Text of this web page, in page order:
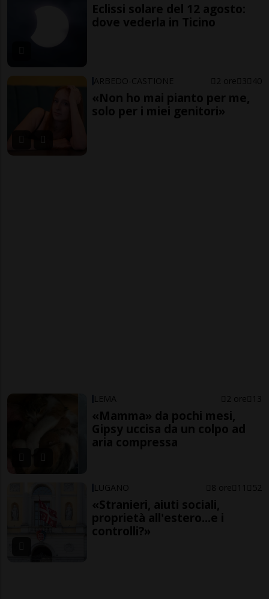
Eclissi solare del 12 agosto:
dove vederla in Ticino
ARBEDO-CASTIONE 2 ore 3 40
«Non ho mai pianto per me,
solo per i miei genitori»
LEMA 2 ore 13
«Mamma» da pochi mesi,
Gipsy uccisa da un colpo ad
aria compressa
LUGANO 8 ore 11 52
«Stranieri, aiuti sociali,
proprietà all'estero...e i
controlli?»